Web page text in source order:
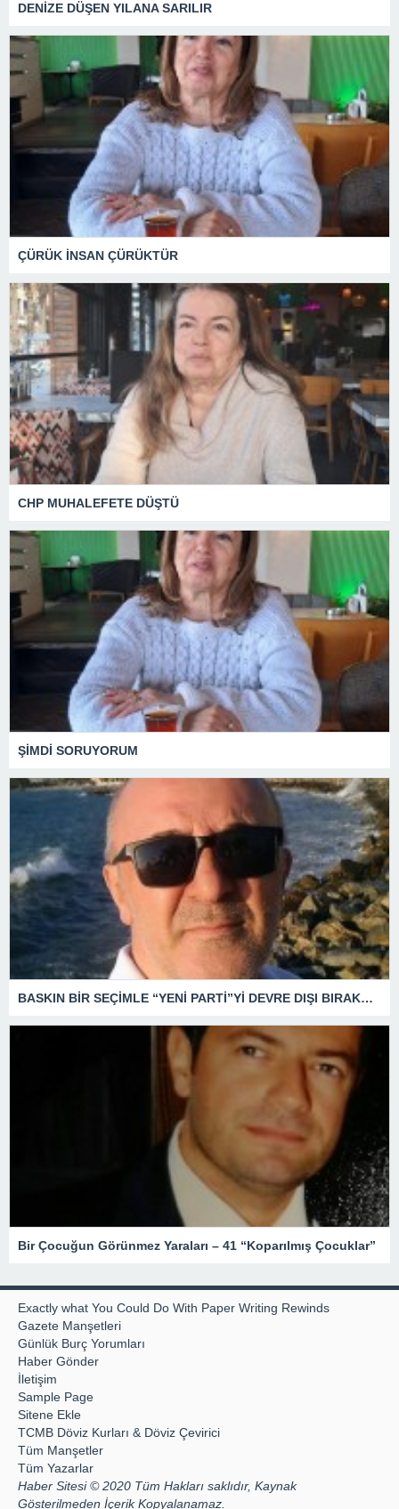
DENİZE DÜŞEN YILANA SARILIR
ÇÜRÜK İNSAN ÇÜRÜKTÜR
CHP MUHALEFETE DÜŞTÜ
ŞİMDİ SORUYORUM
BASKIN BİR SEÇİMLE “YENİ PARTİ”Yİ DEVRE DIŞI BIRAKMAK İÇİN DÜĞMEYE Mİ BASILDI?
Bir Çocuğun Görünmez Yaraları – 41 “Koparılmış Çocuklar”
Exactly what You Could Do With Paper Writing Rewinds
Gazete Manşetleri
Günlük Burç Yorumları
Haber Gönder
İletişim
Sample Page
Sitene Ekle
TCMB Döviz Kurları & Döviz Çevirici
Tüm Manşetler
Tüm Yazarlar
Haber Sitesi © 2020 Tüm Hakları saklıdır, Kaynak
Gösterilmeden İçerik Kopyalanamaz.